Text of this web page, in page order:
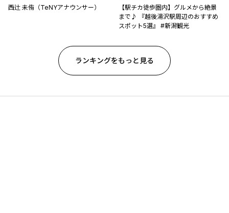
西辻 未侑（TeNYアナウンサー）
【駅チカ徒歩圏内】グルメから絶景
まで♪ 『越後湯沢駅周辺のおすすめ
スポット5選』 #新潟観光
ランキングをもっと見る